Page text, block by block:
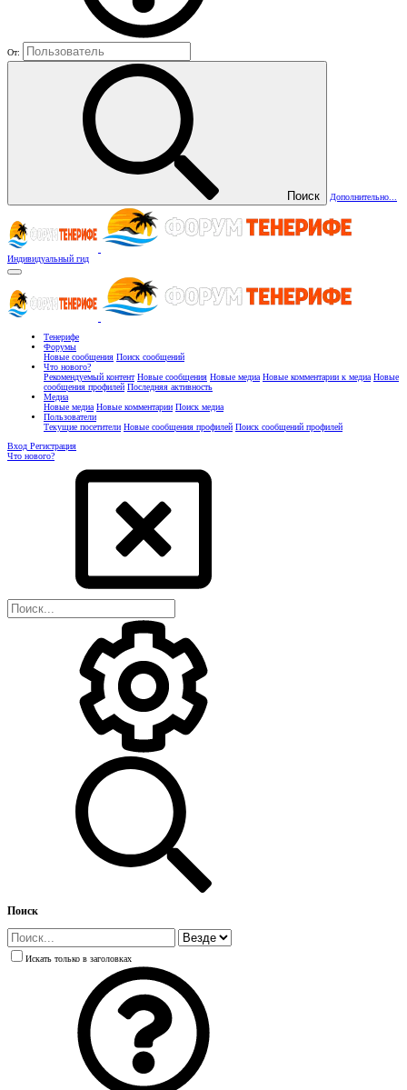
От:
Поиск Дополнительно...
Индивидуальный гид
Тенерифе
Форумы
Новые сообщения Поиск сообщений
Что нового?
Рекомендуемый контент Новые сообщения Новые медиа Новые комментарии к медиа Новые
сообщения профилей Последняя активность
Медиа
Новые медиа Новые комментарии Поиск медиа
Пользователи
Текущие посетители Новые сообщения профилей Поиск сообщений профилей
Вход Регистрация
Что нового?
Поиск
Искать только в заголовках